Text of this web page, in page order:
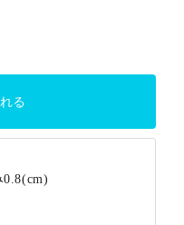
0.8(cm)